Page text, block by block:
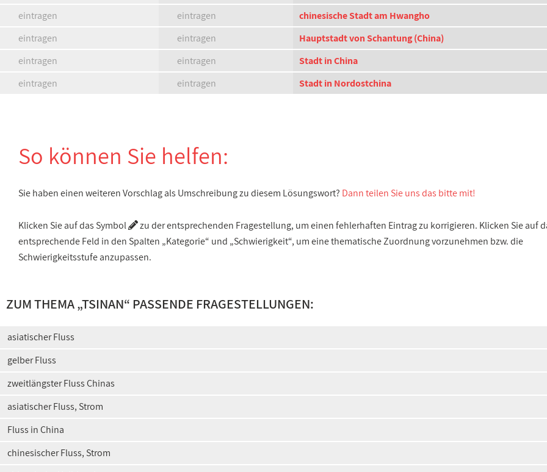
eintragen
eintragen
chinesische Stadt am Hwangho
eintragen
eintragen
Hauptstadt von Schantung (China)
eintragen
eintragen
Stadt in China
eintragen
eintragen Stadt in Nordostchina
So können Sie helfen:
Sie haben einen weiteren Vorschlag als Umschreibung zu diesem Lösungswort? Dann teilen Sie uns das bitte mit!
Klicken Sie auf das Symbol
zu der entsprechenden Fragestellung, um einen fehlerhaften Eintrag zu korrigieren. Klicken Sie auf
entsprechende Feld in den Spalten „Kategorie“ und „Schwierigkeit“, um eine thematische Zuordnung vorzunehmen bzw. die
Schwierigkeitsstufe anzupassen.
ZUM THEMA „TSINAN“ PASSENDE FRAGESTELLUNGEN:
asiatischer Fluss
gelber Fluss
zweitlängster Fluss Chinas
asiatischer Fluss, Strom
Fluss in China
chinesischer Fluss, Strom